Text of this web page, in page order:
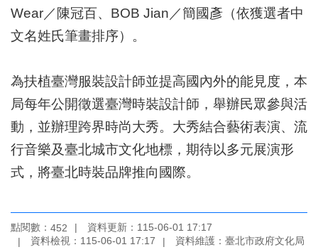
歷
年
文
節
慶
廉
政
專
文
化
Wear／陳冠百、BOB Jian／簡國彥（依獲選者中
文名姓氏筆畫排序）。
為扶植臺灣服裝設計師並提高國內外的能見度，本
局每年公開徵選臺灣時裝設計師，舉辦民眾參與活
動，並辦理跨界時尚大秀。大秀結合藝術表演、流
行音樂及臺北城市文化地標，期待以多元展演形
式，將臺北時裝品牌推向國際。
點閱數： 452
資料更新：115-06-01 17:17
資料檢視：115-06-01 17:17
資料維護：臺北市政府文化局